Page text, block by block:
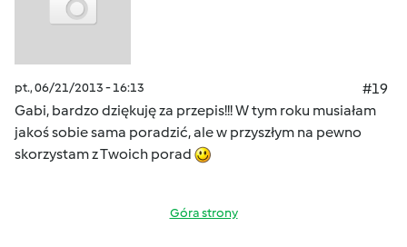
pt., 06/21/2013 - 16:13
#19
Gabi, bardzo dziękuję za przepis!!! W tym roku musiałam
jakoś sobie sama poradzić, ale w przyszłym na pewno
skorzystam z Twoich porad
Góra strony